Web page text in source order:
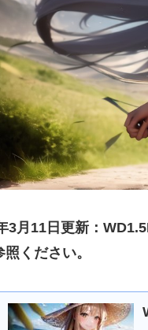
3月11日更新：
照ください。